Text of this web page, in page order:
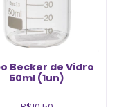
Becker de Vidro
50ml (1un)